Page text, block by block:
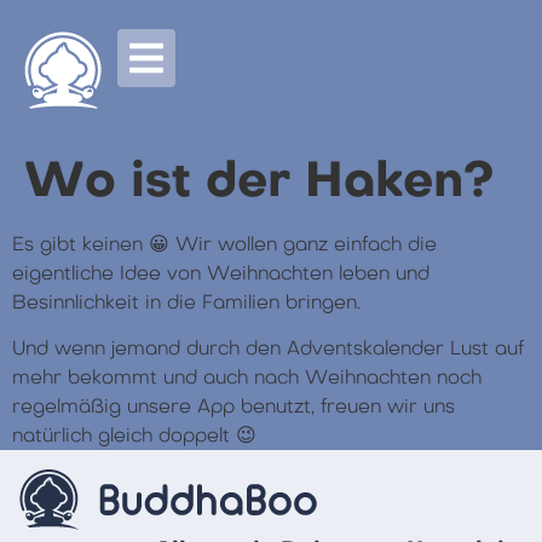
Wo ist der Haken?
Es gibt keinen 😀 Wir wollen ganz einfach die
eigentliche Idee von Weihnachten leben und
Besinnlichkeit in die Familien bringen.
Und wenn jemand durch den Adventskalender Lust auf
mehr bekommt und auch nach Weihnachten noch
regelmäßig unsere App benutzt, freuen wir uns
natürlich gleich doppelt 😉